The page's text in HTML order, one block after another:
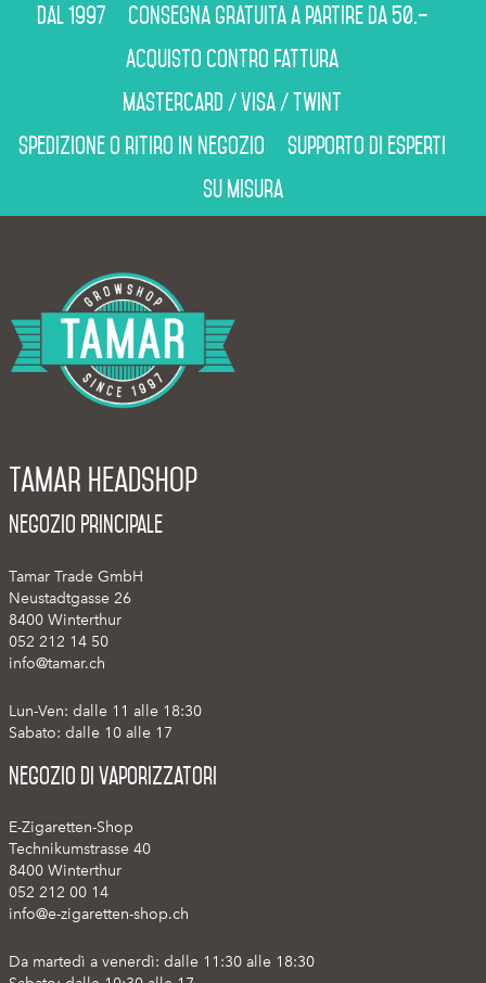
Dal 1997
Consegna gratuita a partire da 50.–
Acquisto contro fattura
Mastercard / Visa / Twint
Spedizione o ritiro in negozio
Supporto di esperti
Su misura
Tamar Headshop
Negozio Principale
Tamar Trade GmbH
Neustadtgasse 26
8400 Winterthur
052 212 14 50
info@tamar.ch
Lun-Ven: dalle 11 alle 18:30
Sabato: dalle 10 alle 17
Negozio di vaporizzatori
E-Zigaretten-Shop
Technikumstrasse 40
8400 Winterthur
052 212 00 14
info@e-zigaretten-shop.ch
Da martedì a venerdì: dalle 11:30 alle 18:30